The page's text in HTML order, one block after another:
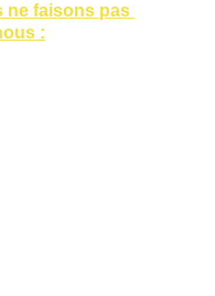
ne faisons pas
: